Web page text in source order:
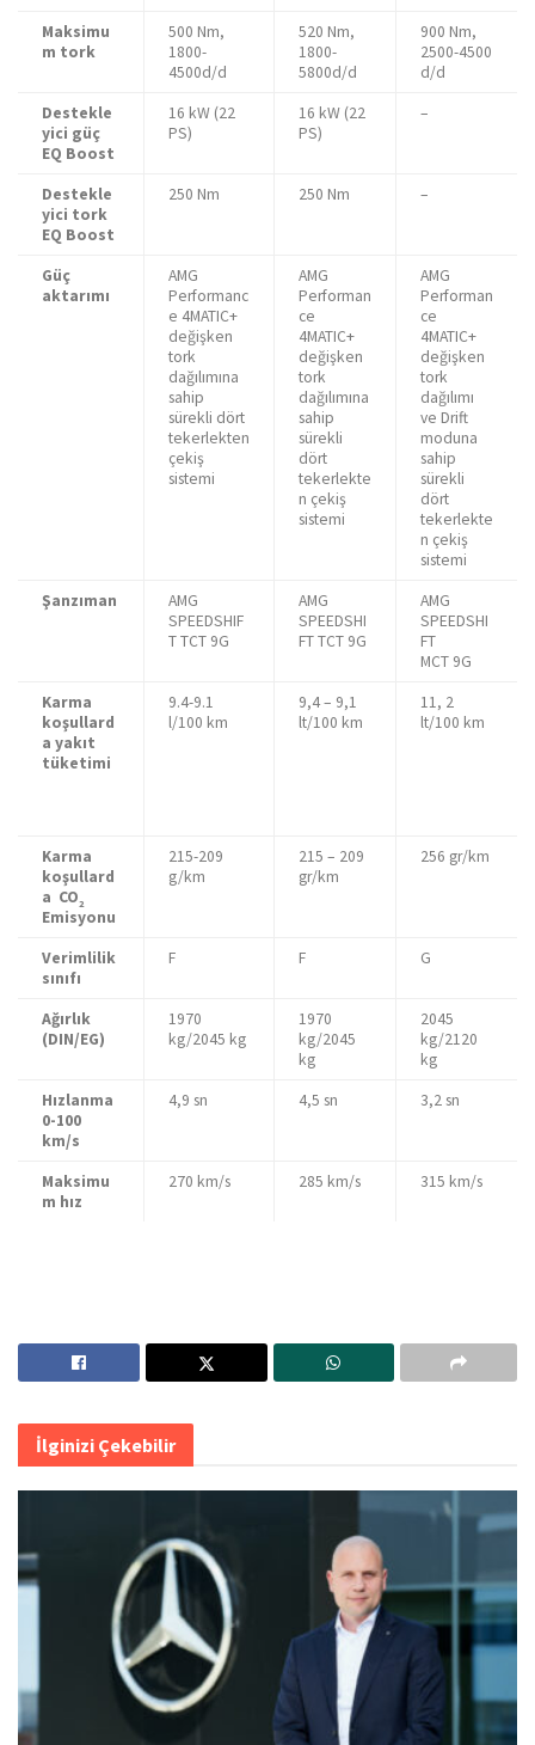
Maksimu
m tork
500 Nm,
1800-
4500d/d
520 Nm,
1800-
5800d/d
900 Nm,
2500-4500
d/d
Destekle
yici güç
EQ Boost
16 kW (22
PS)
16 kW (22
PS)
–
Destekle
yici tork
EQ Boost
250 Nm 250 Nm –
Güç
aktarımı
AMG
Performanc
e 4MATIC+
değişken
tork
dağılımına
sahip
sürekli dört
tekerlekten
çekiş
sistemi
AMG
Performan
ce
4MATIC+
değişken
tork
dağılımına
sahip
sürekli
dört
tekerlekte
n çekiş
sistemi
AMG
Performan
ce
4MATIC+
değişken
tork
dağılımı
ve Drift
moduna
sahip
sürekli
dört
tekerlekte
n çekiş
sistemi
Şanzıman
AMG
SPEEDSHIF
T TCT 9G
AMG
SPEEDSHI
FT TCT 9G
AMG
SPEEDSHI
FT
MCT 9G
Karma
koşullard
a yakıt
tüketimi
9.4-9.1
l/100 km
9,4 – 9,1
lt/100 km
11, 2
lt/100 km
Karma
koşullard
a CO2
Emisyonu
215-209
g/km
215 – 209
gr/km
256 gr/km
Verimlilik
sınıfı
F F G
Ağırlık
(DIN/EG)
1970
kg/2045 kg
1970
kg/2045
kg
2045
kg/2120
kg
Hızlanma
0-100
km/s
4,9 sn 4,5 sn 3,2 sn
Maksimu
m hız
270 km/s 285 km/s 315 km/s
İlginizi Çekebilir